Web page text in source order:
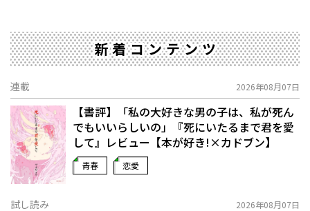
新着コンテンツ
連載 2026年08月07日
【書評】「私の大好きな男の子は、私が死ん
でもいいらしいの」――『死にいたるまで君を愛
して』レビュー【本が好き!×カドブン】
青春 恋愛
試し読み 2026年08月07日